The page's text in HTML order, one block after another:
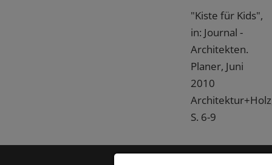
"Kiste für Kids",
in: Journal -
Architekten.
Planer, Juni
2010
S. 6-9